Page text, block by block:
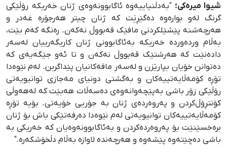
شیوا میرەکی؛ "بەدڵنیاییەوە ئاگابوونەوەی ژنان خەریکە رۆڵێکی
گرنگ لەو بوارەوە دەگێڕێت کە ژنان چیتر هەرجۆرە غەدر و
هەرچەشنە پێشێلکردنی مافێک قەبووڵ نەکەن. رەنگە کەم بێت،
بەڵام وردەوردە خەریکە بەئاگابوونی ژنان کاریگەرییان لەسەر
دادەنێت کە هەرشتێک قەبووڵ نەکەن و تا ئەو جێگەیەی کە
دەتوانن خۆیان بپارێزن و لەسەر مافەکانیان پێداگربن. لەم نێوەدا
تۆڕە کۆمەڵایەتییەکان و بەگشتی دونیای مەجازی توانیویەتی
رۆڵێکی زۆر باشی بەپێچەوانەوەی دەسەڵات هەبێت کە لەهەوڵی
کۆنتڕۆڵ‌کردن و پەروەردەی ژنان بە جۆریی خۆیەتی. بۆیە تۆڕە
کۆمەڵایەتییەکان توانیویەتی لەم نێوەدا دەرفەتێکی باش بۆ ژنان
برەخسێنێت بۆ پەروەردەکردن و بەئاگابوونەوەیان کە خەریکی بە
باشی دەچێتەوە پێشەوە و هەرچەندە لاوازە بەڵام دڵخۆشکەرە."